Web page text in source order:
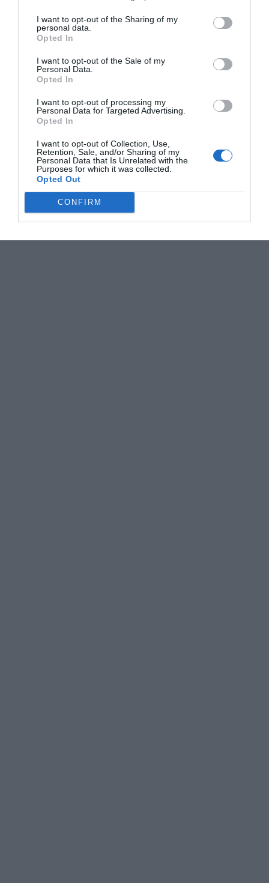
I want to opt-out of the Sharing of my
personal data.
Opted In
I want to opt-out of the Sale of my
Personal Data.
Opted In
I want to opt-out of processing my
Personal Data for Targeted Advertising.
Opted In
I want to opt-out of Collection, Use,
Retention, Sale, and/or Sharing of my
Personal Data that Is Unrelated with the
Purposes for which it was collected.
Opted Out
CONFIRM